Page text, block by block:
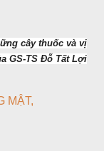
cây thuốc và vị
GS-TS Đỗ Tất Lợi
MẬT